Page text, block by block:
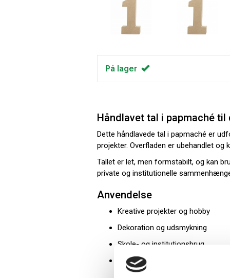
På lager
Håndlavet tal i papmaché
Dette håndlavede tal i papmaché er
projekter. Overfladen er ubehandlet
Tallet er let, men formstabilt, og kan
private og institutionelle
Anvendelse
Kreative projekter og hobby
Dekoration og udsmykning
Skole- og institutionsbrug
Temafester og arrangementer